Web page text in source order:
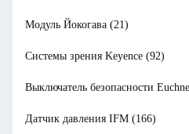
Модуль Йокогава (21)
Системы зрения Keyence (92)
Выключатель безопасности
Датчик давления IFM (166)